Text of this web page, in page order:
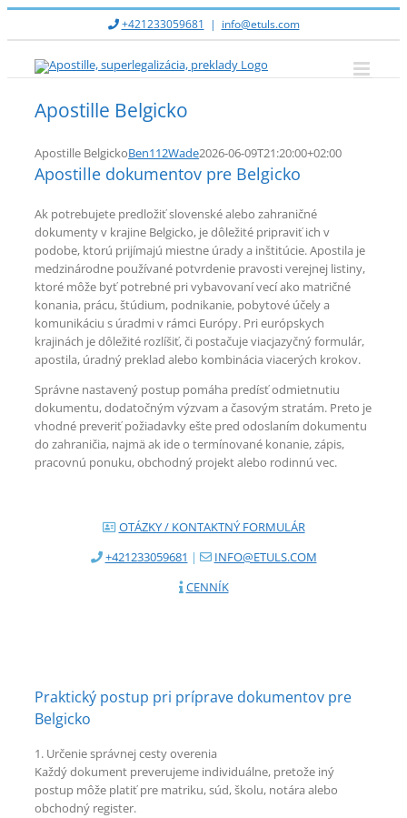
Skip
+421233059681 | info@etuls.com
Apostille Belgicko
Apostille BelgickoBen112Wade2026-06-09T21:20:00+02:00
Apostille dokumentov pre Belgicko
Ak potrebujete predložiť slovenské alebo zahraničné
dokumenty v krajine Belgicko, je dôležité pripraviť ich v
podobe, ktorú prijímajú miestne úrady a inštitúcie. Apostila je
medzinárodne používané potvrdenie pravosti verejnej listiny,
ktoré môže byť potrebné pri vybavovaní vecí ako matričné
konania, prácu, štúdium, podnikanie, pobytové účely a
komunikáciu s úradmi v rámci Európy. Pri európskych
krajinách je dôležité rozlíšiť, či postačuje viacjazyčný formulár,
apostila, úradný preklad alebo kombinácia viacerých krokov.
Správne nastavený postup pomáha predísť odmietnutiu
dokumentu, dodatočným výzvam a časovým stratám. Preto je
vhodné preveriť požiadavky ešte pred odoslaním dokumentu
do zahraničia, najmä ak ide o termínované konanie, zápis,
pracovnú ponuku, obchodný projekt alebo rodinnú vec.
OTÁZKY / KONTAKTNÝ FORMULÁR
+421233059681 |
INFO@ETULS.COM
CENNÍK
Praktický postup pri príprave dokumentov pre
Belgicko
1. Určenie správnej cesty overenia
Každý dokument preverujeme individuálne, pretože iný
postup môže platiť pre matriku, súd, školu, notára alebo
obchodný register.